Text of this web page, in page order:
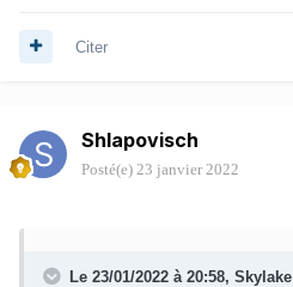
Citer
Shlapovisch
Posté(e) 23 janvier 2022
Le 23/01/2022 à 20:58, Skylake